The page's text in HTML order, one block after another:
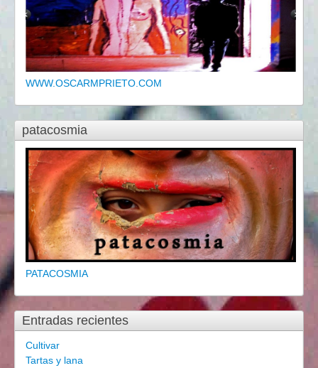
WWW.OSCARMPRIETO.COM
patacosmia
PATACOSMIA
Entradas recientes
Cultivar
Tartas y lana